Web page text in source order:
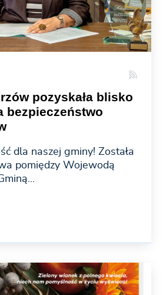
pozyskała blisko
bezpieczeństwo
dla naszej gminy! Została
pomiędzy Wojewodą